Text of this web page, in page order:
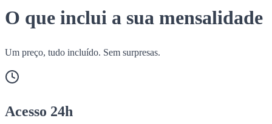
O que inclui a sua mensalidade
Um preço, tudo incluído. Sem surpresas.
Acesso 24h